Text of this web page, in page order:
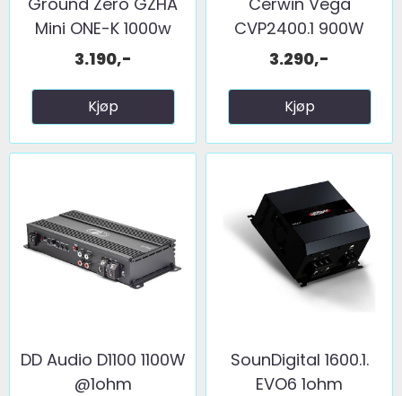
Mini ONE-K 1000w
@1ohm
3.190,-
Kjøp
CVP2400.1 900W
@1ohm
3.290,-
Kjøp
DD Audio D1100 1100W
@1ohm
SounDigital 1600.1.
EVO6 1ohm